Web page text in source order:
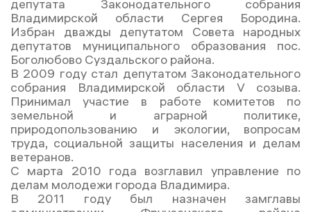
депутата Законодательного собрания
Владимирской области Сергея Бородина.
Избран дважды депутатом Совета народных
депутатов муниципального образования пос.
Боголюбово Суздальского района.
В 2009 году стал депутатом Законодательного
собрания Владимирской области V созыва.
Принимал участие в работе комитетов по
земельной и аграрной политике,
природопользованию и экологии, вопросам
труда, социальной защиты населения и делам
ветеранов.
С марта 2010 года возглавил управление по
делам молодежи города Владимира.
В 2011 году был назначен замглавы